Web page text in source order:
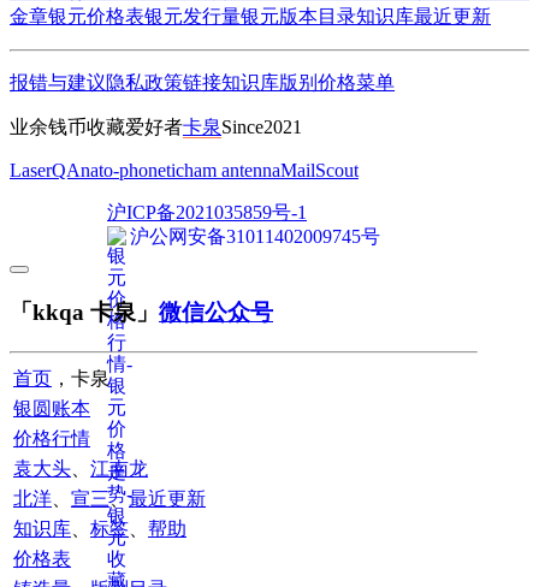
金章银元价格表银元发行量银元版本目录知识库最近更新
报错与建议隐私政策链接知识库版别 价格菜单
业余钱币收藏爱好者卡泉Since2021
LaserQAnato-phoneticham antennaMailScout
沪ICP备2021035859号-1
沪公网安备31011402009745号
「kkqa 卡泉」 微信公众号
首页 ，卡泉
银圆账本
价格行情
袁大头
江南龙
北洋
宣三、最近更新
知识库
标签
帮助
价格表